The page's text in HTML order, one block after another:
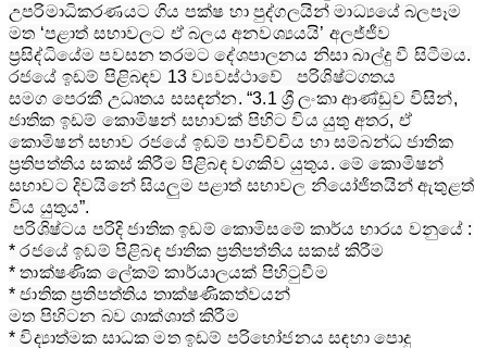
උපරිමාධිකරණයට ගිය පක්ෂ හා පුද්ගලයින් මාධ්‍යයේ බලපෑම
මත ‘පළාත් සභාවලට ඒ බලය අනවශ්‍යයයි’ අලජ්ජීව
ප්‍රසිද්ධියේම පවසන තරමට දේශපාලනය නිසා බාල්දු වී සිටීමය.
රජයේ ඉඩම් පිළිබඳව 13 ව්‍යවස්ථාවේ පරිශිෂ්ටගතය
සමග පෙරකී උධෘතය සසඳන්න. “3.1 ශ්‍රී ලංකා ආණ්ඩුව විසින්,
ජාතික ඉඩම් කොමිෂන් සභාවක් පිහිට විය යුතු අතර, ඒ
කොමිෂන් සභාව රජයේ ඉඩම් පාවිච්චිය හා සම්බන්ධ ජාතික
ප්‍රතිපත්තිය සකස් කිරීම පිළිබඳ වගකිව යුතුය. මේ කොමිෂන්
සභාවට දිවයිනේ සියලුම පළාත් සභාවල නියෝජිතයින් ඇතුළත්
විය යුතුය”.
පරිශිෂ්ටය පරිදි ජාතික ඉඩම් කොමිසමේ කාර්ය භාරය වනුයේ :
* රජයේ ඉඩම් පිළිබඳ ජාතික ප්‍රතිපත්තිය සකස් කිරීම
* තාක්ෂණික ‍ලේකම් කාර්යාලයක් පිහිටුවීම
* ජාතික ප්‍රතිපත්තිය තාක්ෂණිකත්වයන්
මත පිහිටන බව ශාක්ශාත් කිරීම
* විද්‍යාත්මක සාධක මත ඉඩම් පරිභෝජනය සඳහා ‍පොදු